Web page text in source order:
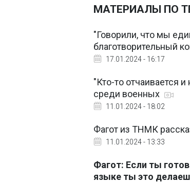
МАТЕРИАЛЫ ПО
"Говорили, что мы
благотворительный
17.01.2024 - 16:17
"Кто-то отчаивается
среди военных
11.01.2024 - 18:02
Фагот из ТНМК
11.01.2024 - 13:33
Фагот: Если ты
языке ты это